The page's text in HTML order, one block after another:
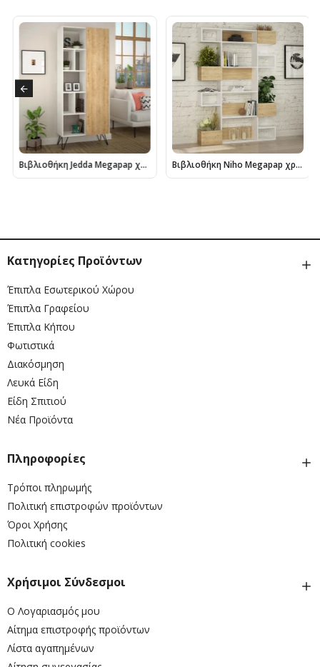
Βιβλιοθήκη Jedda Megapap χρώμα λευκό - sapphire oak 80,6x29,6x191εκ. Βιβλιοθήκη Niho Megapap χρώμα λευκό - sapphire oak 120x25,3x171εκ.
Κατηγορίες Προϊόντων
Έπιπλα Εσωτερικού Χώρου
Έπιπλα Γραφείου
Έπιπλα Κήπου
Φωτιστικά
Διακόσμηση
Λευκά Είδη
Είδη Σπιτιού
Νέα Προϊόντα
Πληροφορίες
Τρόποι πληρωμής
Πολιτική επιστροφών προϊόντων
Όροι Χρήσης
Πολιτική cookies
Χρήσιμοι Σύνδεσμοι
Ο Λογαριασμός μου
Αίτημα επιστροφής προϊόντων
Λίστα αγαπημένων